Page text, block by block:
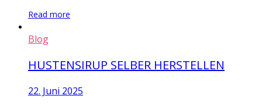
Read more
Blog
HUSTENSIRUP SELBER HERSTELLEN
22. Juni 2025